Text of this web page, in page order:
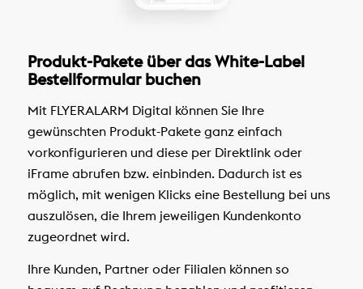
Produkt-Pakete über das White-Label
Bestellformular buchen
Mit FLYERALARM Digital können Sie Ihre
gewünschten Produkt-Pakete ganz einfach
vorkonfigurieren und diese per Direktlink oder
iFrame abrufen bzw. einbinden. Dadurch ist es
möglich, mit wenigen Klicks eine Bestellung bei uns
auszulösen, die Ihrem jeweiligen Kundenkonto
zugeordnet wird.
Ihre Kunden, Partner oder Filialen können so